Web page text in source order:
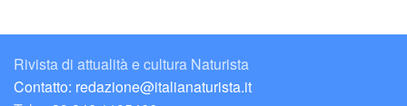
Rivista di attualità e cultura Naturista
Contatto: redazione@italianaturista.it